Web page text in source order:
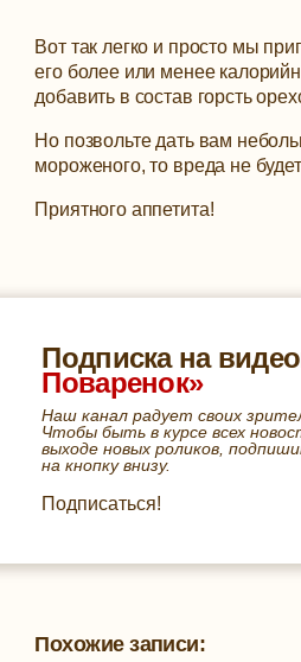
Вот так легко и просто мы
его более или менее
добавить в состав горсть
Но позвольте дать вам
мороженого, то вреда не
Приятного аппетита!
Подписка на
Поваренок»
Наш канал радует своих
Чтобы быть в курсе всех
выходе новых роликов,
на кнопку внизу.
Подписаться!
Похожие записи: